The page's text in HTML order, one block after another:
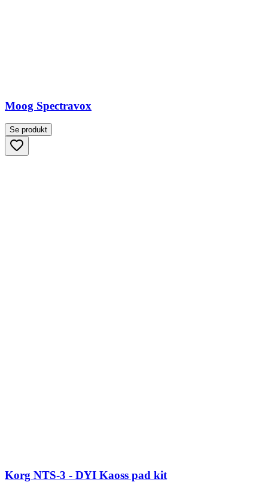
Moog Spectravox
Se produkt
Korg NTS-3 - DYI Kaoss pad kit